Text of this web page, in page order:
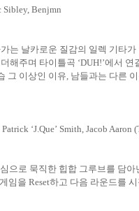
Sibley, Benjmn
는 날카로운 질감의 일렉 기타
해주며 타이틀곡 ‘DUH!’에서 연
그 이상인 이유, 남들과는 다른
Patrick ‘J.Que’ Smith, Jacob Aaron
으로 묵직한 힙합 그루브를 담아
임을 Reset하고 다음 라운드를